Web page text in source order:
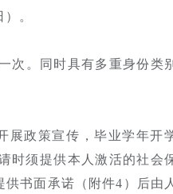
。
次。同时具有多重身份类别
展政策宣传，毕业学年开
时须提供本人激活的社会
书面承诺（附件4）后由人